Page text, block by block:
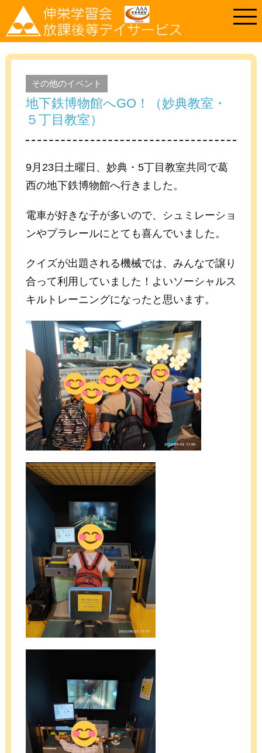
その他のイベント
地下鉄博物館へGO！（妙典教室・
５丁目教室）
9月23日土曜日、妙典・5丁目教室共同で葛
西の地下鉄博物館へ行きました。
電車が好きな子が多いので、シュミレーショ
ンやプラレールにとても喜んでいました。
クイズが出題される機械では、みんなで譲り
合って利用していました！よいソーシャルス
キルトレーニングになったと思います。